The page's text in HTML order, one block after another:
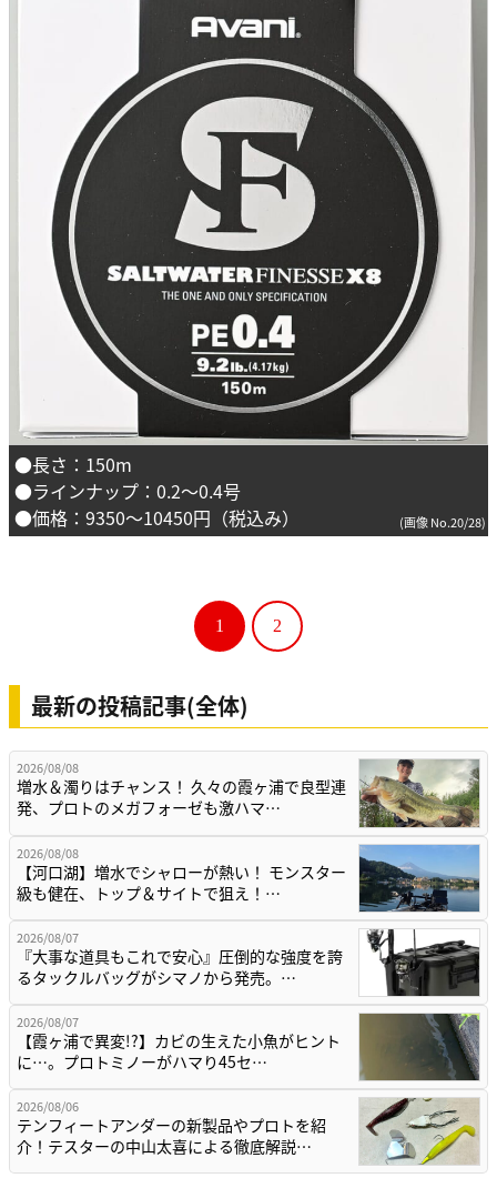
●長さ：150m
●ラインナップ：0.2～0.4号
●価格：9350～10450円（税込み）
(画像 No.20/28)
1 2
最新の投稿記事(全体)
2026/08/08
増水＆濁りはチャンス！ 久々の霞ヶ浦で良型連
発、プロトのメガフォーゼも激ハマ…
2026/08/08
【河口湖】増水でシャローが熱い！ モンスター
級も健在、トップ＆サイトで狙え！…
2026/08/07
『大事な道具もこれで安心』圧倒的な強度を誇
るタックルバッグがシマノから発売。…
2026/08/07
【霞ヶ浦で異変!?】カビの生えた小魚がヒント
に…。プロトミノーがハマり45セ…
2026/08/06
テンフィートアンダーの新製品やプロトを紹
介！テスターの中山太喜による徹底解説…